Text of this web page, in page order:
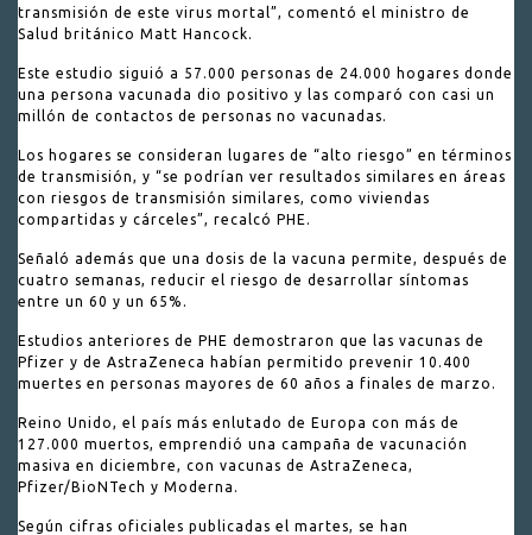
transmisión de este virus mortal”, comentó el ministro de
Salud británico Matt Hancock.
Este estudio siguió a 57.000 personas de 24.000 hogares donde
una persona vacunada dio positivo y las comparó con casi un
millón de contactos de personas no vacunadas.
Los hogares se consideran lugares de “alto riesgo” en términos
de transmisión, y “se podrían ver resultados similares en áreas
con riesgos de transmisión similares, como viviendas
compartidas y cárceles”, recalcó PHE.
Señaló además que una dosis de la vacuna permite, después de
cuatro semanas, reducir el riesgo de desarrollar síntomas
entre un 60 y un 65%.
Estudios anteriores de PHE demostraron que las vacunas de
Pfizer y de AstraZeneca habían permitido prevenir 10.400
muertes en personas mayores de 60 años a finales de marzo.
Reino Unido, el país más enlutado de Europa con más de
127.000 muertos, emprendió una campaña de vacunación
masiva en diciembre, con vacunas de AstraZeneca,
Pfizer/BioNTech y Moderna.
Según cifras oficiales publicadas el martes, se han